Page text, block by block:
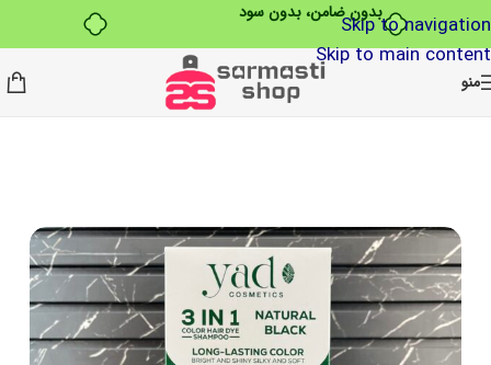
بدون ضامن، بدون سودSkip to navigation
Skip to main content
منو